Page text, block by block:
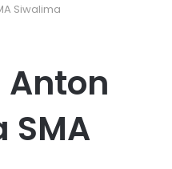
Siwalima
SMA